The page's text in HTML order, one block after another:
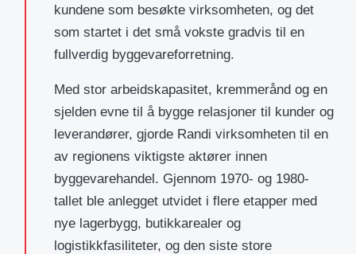
kundene som besøkte virksomheten, og det
som startet i det små vokste gradvis til en
fullverdig byggevareforretning.
Med stor arbeidskapasitet, kremmerånd og en
sjelden evne til å bygge relasjoner til kunder og
leverandører, gjorde Randi virksomheten til en
av regionens viktigste aktører innen
byggevarehandel. Gjennom 1970- og 1980-
tallet ble anlegget utvidet i flere etapper med
nye lagerbygg, butikkarealer og
logistikkfasiliteter, og den siste store